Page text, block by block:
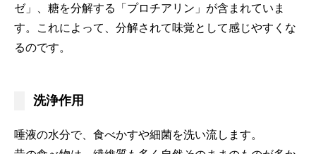
ゼ」、糖を分解する「プロチアリン」が含まれていま
す。これによって、分解されて味覚として感じやすくな
るのです。
洗浄作用
唾液の水分で、食べかすや細菌を洗い流します。